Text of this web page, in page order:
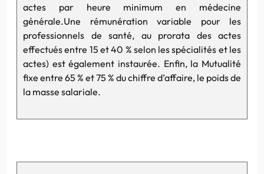
actes par heure minimum en médecine
générale.Une rémunération variable pour les
professionnels de santé, au prorata des actes
effectués entre 15 et 40 % selon les spécialités et les
actes) est également instaurée. Enfin, la Mutualité
fixe entre 65 % et 75 % du chiffre d’affaire, le poids de
la masse salariale.